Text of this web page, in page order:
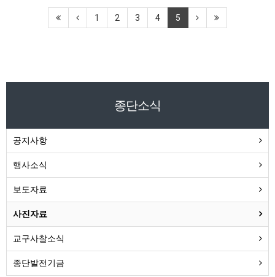
1 2 3 4 5
종단소식
공지사항
행사소식
보도자료
사진자료
교구사찰소식
종단발전기금